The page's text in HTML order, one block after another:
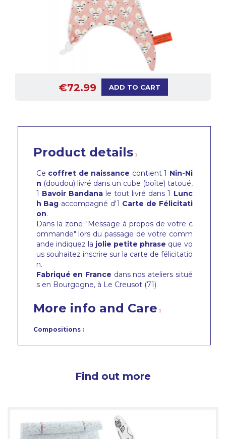
€72.99 ADD TO CART
Product details
Ce coffret de naissance contient 1 Nin-Ni
n (doudou) livré dans un cube (boîte) tatoué,
1 Bavoir Bandanale tout livré dans 1 Lunc
h Bag accompagné d'1 Carte de Félicitati
on.
Dans la zone "Message à propos de votre c
ommande" lors du passage de votre comm
ande indiquez la jolie petite phrase que vo
us souhaitez inscrire sur la carte de félicitatio
n.
Fabriqué en France dans nos ateliers situé
s en Bourgogne, à Le Creusot (71)
More info and Care
Compositions :
Find out more